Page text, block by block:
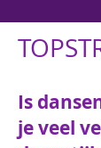
Is
je veel